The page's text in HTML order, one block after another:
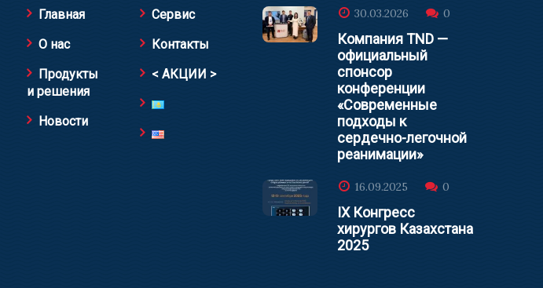
Главная
О нас
Продукты
и решения
Новости
Сервис
Контакты
< АКЦИИ >
30.03.2026 0
Компания TND —
официальный
спонсор
конференции
«Современные
подходы к
сердечно-легочной
реанимации»
16.09.2025 0
IX Конгресс
хирургов Казахстана
2025